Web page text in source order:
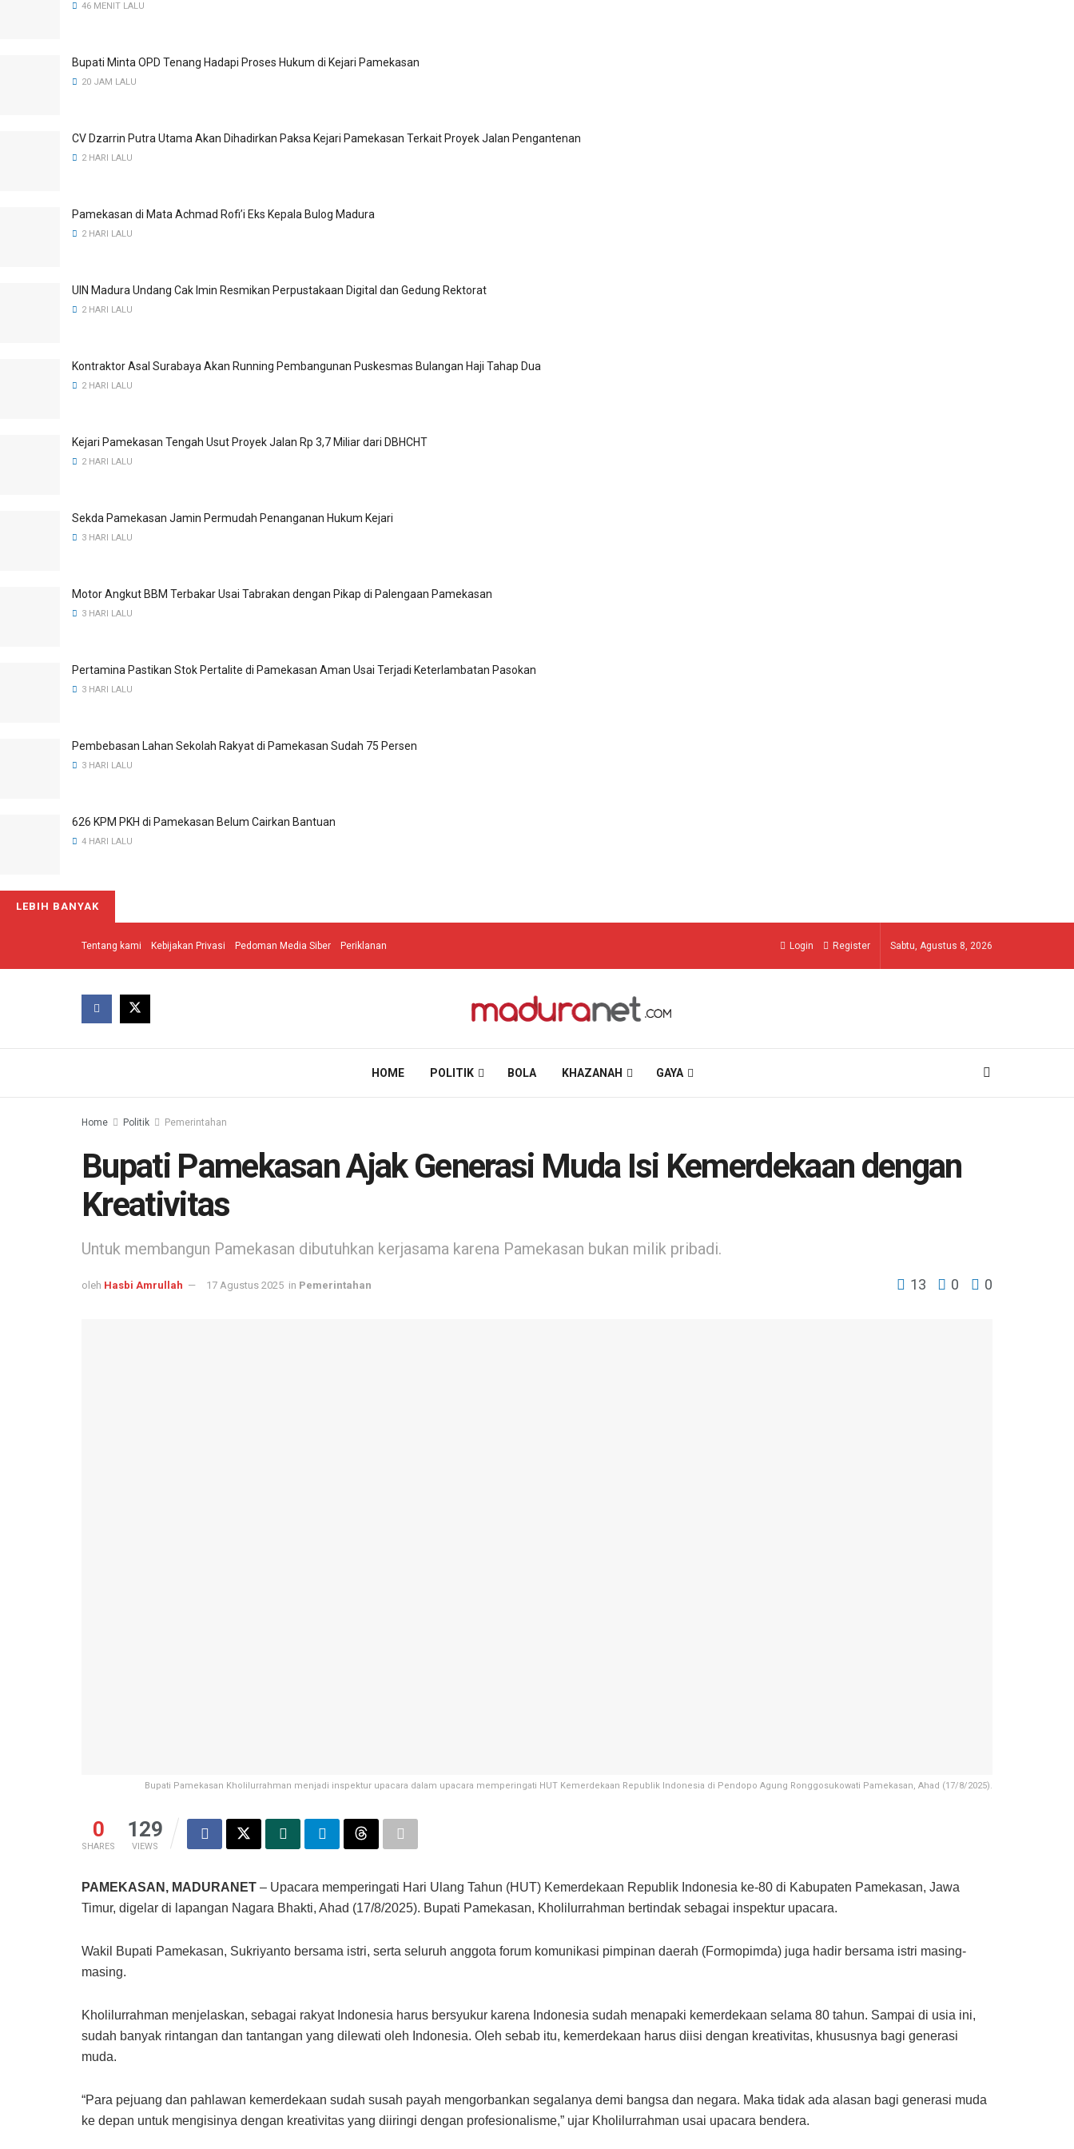
46 MENIT LALU
Bupati Minta OPD Tenang Hadapi Proses Hukum di Kejari Pamekasan
20 JAM LALU
CV Dzarrin Putra Utama Akan Dihadirkan Paksa Kejari Pamekasan Terkait Proyek Jalan Pengantenan
2 HARI LALU
Pamekasan di Mata Achmad Rofi’i Eks Kepala Bulog Madura
2 HARI LALU
UIN Madura Undang Cak Imin Resmikan Perpustakaan Digital dan Gedung Rektorat
2 HARI LALU
Kontraktor Asal Surabaya Akan Running Pembangunan Puskesmas Bulangan Haji Tahap Dua
2 HARI LALU
Kejari Pamekasan Tengah Usut Proyek Jalan Rp 3,7 Miliar dari DBHCHT
2 HARI LALU
Sekda Pamekasan Jamin Permudah Penanganan Hukum Kejari
3 HARI LALU
Motor Angkut BBM Terbakar Usai Tabrakan dengan Pikap di Palengaan Pamekasan
3 HARI LALU
Pertamina Pastikan Stok Pertalite di Pamekasan Aman Usai Terjadi Keterlambatan Pasokan
3 HARI LALU
Pembebasan Lahan Sekolah Rakyat di Pamekasan Sudah 75 Persen
3 HARI LALU
626 KPM PKH di Pamekasan Belum Cairkan Bantuan
4 HARI LALU
LEBIH BANYAK
Tentang kami Kebijakan Privasi Pedoman Media Siber Periklanan Login Register Sabtu, Agustus 8, 2026
HOME POLITIK BOLA KHAZANAH GAYA
Home Politik Pemerintahan
Bupati Pamekasan Ajak Generasi Muda Isi Kemerdekaan dengan
Kreativitas
Untuk membangun Pamekasan dibutuhkan kerjasama karena Pamekasan bukan milik pribadi.
oleh Hasbi Amrullah 17 Agustus 2025 in Pemerintahan 13 0 0
Bupati Pamekasan Kholilurrahman menjadi inspektur upacara dalam upacara memperingati HUT Kemerdekaan Republik Indonesia di Pendopo Agung Ronggosukowati Pamekasan, Ahad (17/8/2025).
0
SHARES
129
VIEWS
PAMEKASAN, MADURANET – Upacara memperingati Hari Ulang Tahun (HUT) Kemerdekaan Republik Indonesia ke-80 di Kabupaten Pamekasan, Jawa
Timur, digelar di lapangan Nagara Bhakti, Ahad (17/8/2025). Bupati Pamekasan, Kholilurrahman bertindak sebagai inspektur upacara.
Wakil Bupati Pamekasan, Sukriyanto bersama istri, serta seluruh anggota forum komunikasi pimpinan daerah (Formopimda) juga hadir bersama istri masing-
masing.
Kholilurrahman menjelaskan, sebagai rakyat Indonesia harus bersyukur karena Indonesia sudah menapaki kemerdekaan selama 80 tahun. Sampai di usia ini,
sudah banyak rintangan dan tantangan yang dilewati oleh Indonesia. Oleh sebab itu, kemerdekaan harus diisi dengan kreativitas, khususnya bagi generasi
muda.
“Para pejuang dan pahlawan kemerdekaan sudah susah payah mengorbankan segalanya demi bangsa dan negara. Maka tidak ada alasan bagi generasi muda
ke depan untuk mengisinya dengan kreativitas yang diiringi dengan profesionalisme,” ujar Kholilurrahman usai upacara bendera.